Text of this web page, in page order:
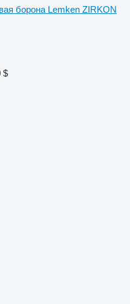
борона Lemken ZIRKON
$